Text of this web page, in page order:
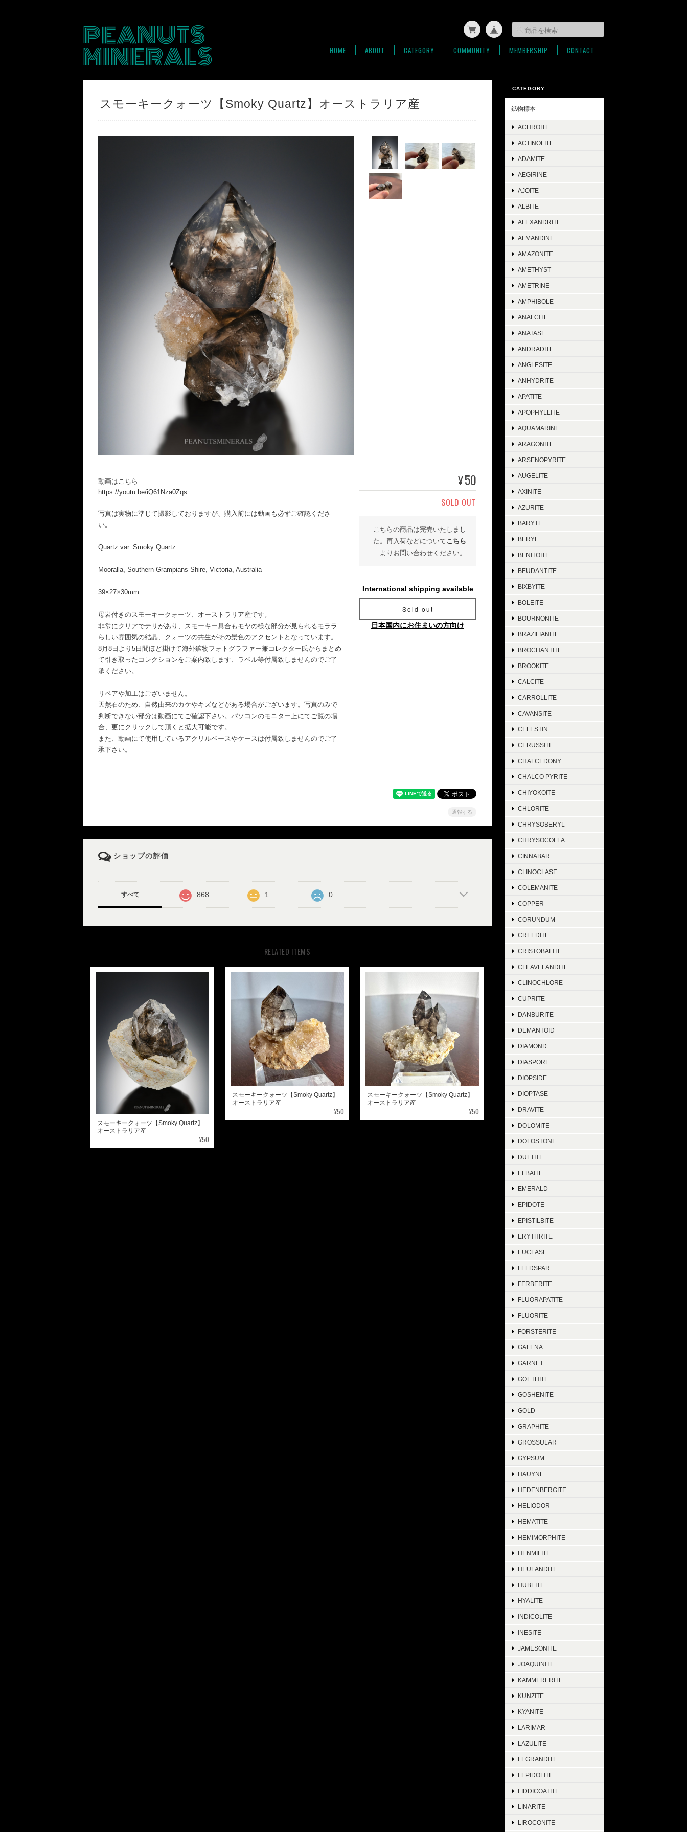
PEANUTS
MINERALS HOME ABOUT CATEGORY COMMUNITY MEMBERSHIP CONTACT
スモーキークォーツ【Smoky Quartz】オーストラリア産
動画はこちら
https://youtu.be/iQ61Nza0Zqs
写真は実物に準じて撮影しておりますが、購入前には動画も必ずご確認くださ
い。
Quartz var. Smoky Quartz
Mooralla, Southern Grampians Shire, Victoria, Australia
39×27×30mm
母岩付きのスモーキークォーツ、オーストラリア産です。
非常にクリアでテリがあり、スモーキー具合もモヤの様な部分が見られるモララ
らしい雰囲気の結晶、クォーツの共生がその景色のアクセントとなっています。
8月8日より5日間ほど掛けて海外鉱物フォトグラファー兼コレクター氏からまとめ
て引き取ったコレクションをご案内致します、ラベル等付属致しませんのでご了
承ください。
リペアや加工はございません。
天然石のため、自然由来のカケやキズなどがある場合がございます。写真のみで
判断できない部分は動画にてご確認下さい。パソコンのモニター上にてご覧の場
合、更にクリックして頂くと拡大可能です。
また、動画にて使用しているアクリルベースやケースは付属致しませんのでご了
承下さい。
¥50
SOLD OUT
こちらの商品は完売いたしまし
た。再入荷などについてこちら
よりお問い合わせください。
International shipping available
Sold out
日本国内にお住まいの方向け
通報する
ショップの評価
すべて 868 1 0
RELATED ITEMS
スモーキークォーツ【Smoky Quartz】
オーストラリア産
¥50
スモーキークォーツ【Smoky Quartz】
オーストラリア産
¥50
スモーキークォーツ【Smoky Quartz】
オーストラリア産
¥50
CATEGORY
鉱物標本
ACHROITE
ACTINOLITE
ADAMITE
AEGIRINE
AJOITE
ALBITE
ALEXANDRITE
ALMANDINE
AMAZONITE
AMETHYST
AMETRINE
AMPHIBOLE
ANALCITE
ANATASE
ANDRADITE
ANGLESITE
ANHYDRITE
APATITE
APOPHYLLITE
AQUAMARINE
ARAGONITE
ARSENOPYRITE
AUGELITE
AXINITE
AZURITE
BARYTE
BERYL
BENITOITE
BEUDANTITE
BIXBYITE
BOLEITE
BOURNONITE
BRAZILIANITE
BROCHANTITE
BROOKITE
CALCITE
CARROLLITE
CAVANSITE
CELESTIN
CERUSSITE
CHALCEDONY
CHALCO PYRITE
CHIYOKOITE
CHLORITE
CHRYSOBERYL
CHRYSOCOLLA
CINNABAR
CLINOCLASE
COLEMANITE
COPPER
CORUNDUM
CREEDITE
CRISTOBALITE
CLEAVELANDITE
CLINOCHLORE
CUPRITE
DANBURITE
DEMANTOID
DIAMOND
DIASPORE
DIOPSIDE
DIOPTASE
DRAVITE
DOLOMITE
DOLOSTONE
DUFTITE
ELBAITE
EMERALD
EPIDOTE
EPISTILBITE
ERYTHRITE
EUCLASE
FELDSPAR
FERBERITE
FLUORAPATITE
FLUORITE
FORSTERITE
GALENA
GARNET
GOETHITE
GOSHENITE
GOLD
GRAPHITE
GROSSULAR
GYPSUM
HAUYNE
HEDENBERGITE
HELIODOR
HEMATITE
HEMIMORPHITE
HENMILITE
HEULANDITE
HUBEITE
HYALITE
INDICOLITE
INESITE
JAMESONITE
JOAQUINITE
KAMMERERITE
KUNZITE
KYANITE
LARIMAR
LAZULITE
LEGRANDITE
LEPIDOLITE
LIDDICOATITE
LINARITE
LIROCONITE